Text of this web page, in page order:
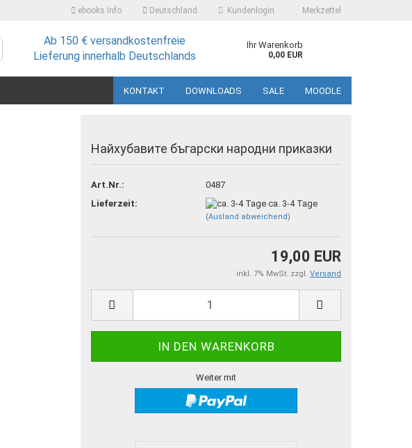
ebooks Info Deutschland
Lieferland
Kundenlogin
Konto erstellen
Merkzettel
Ab 150 € versandkostenfreie
Lieferung innerhalb Deutschlands
Ihr Warenkorb
0,00 EUR
KONTAKT DOWNLOADS SALE MOODLE
Найхубавите бъгарски народни приказки
Art.Nr.:
0487
Lieferzeit:
ca. 3-4 Tage
(Ausland abweichend)
19,00 EUR
inkl. 7% MwSt. zzgl. Versand
Weiter mit